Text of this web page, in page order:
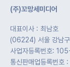
(주)꼬망세미디어
대표이사 : 최남호
(06224) 서울 강남
사업자등록번호:
통신판매업등록번